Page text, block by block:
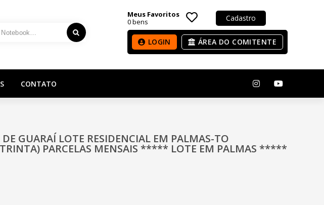
Meus Favoritos
0bens Cadastro
LOGIN ÁREA DO COMITENTE
CONTATO
GUARAÍ LOTE RESIDENCIAL EM PALMAS-TO
PARCELAS MENSAIS ***** LOTE EM PALMAS *****